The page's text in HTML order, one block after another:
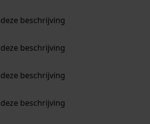
beschrijving
beschrijving
beschrijving
beschrijving